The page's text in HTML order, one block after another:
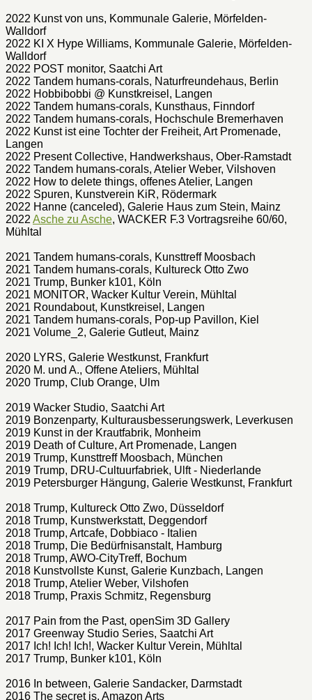
2022 Kunst von uns, Kommunale Galerie, Mörfelden-
Walldorf
2022 KI X Hype Williams, Kommunale Galerie, Mörfelden-
Walldorf
2022 POST monitor, Saatchi Art
2022 Tandem humans-corals, Naturfreundehaus, Berlin
2022 Hobbibobbi @ Kunstkreisel, Langen
2022 Tandem humans-corals, Kunsthaus, Finndorf
2022 Tandem humans-corals, Hochschule Bremerhaven
2022 Kunst ist eine Tochter der Freiheit, Art Promenade,
Langen
2022 Present Collective, Handwerkshaus, Ober-Ramstadt
2022 Tandem humans-corals, Atelier Weber, Vilshoven
2022 How to delete things, offenes Atelier, Langen
2022 Spuren, Kunstverein KiR, Rödermark
2022 Hanne (canceled), Galerie Haus zum Stein, Mainz
2022 Asche zu Asche, WACKER F.3 Vortragsreihe 60/60,
Mühltal
2021 Tandem humans-corals, Kunsttreff Moosbach
2021 Tandem humans-corals, Kultureck Otto Zwo
2021 Trump, Bunker k101, Köln
2021 MONITOR, Wacker Kultur Verein, Mühltal
2021 Roundabout, Kunstkreisel, Langen
2021 Tandem humans-corals, Pop-up Pavillon, Kiel
2021 Volume_2, Galerie Gutleut, Mainz
2020 LYRS, Galerie Westkunst, Frankfurt
2020 M. und A., Offene Ateliers, Mühltal
2020 Trump, Club Orange, Ulm
2019 Wacker Studio, Saatchi Art
2019 Bonzenparty, Kulturausbesserungswerk, Leverkusen
2019 Kunst in der Krautfabrik, Monheim
2019 Death of Culture, Art Promenade, Langen
2019 Trump, Kunsttreff Moosbach, München
2019 Trump, DRU-Cultuurfabriek, Ulft - Niederlande
2019 Petersburger Hängung, Galerie Westkunst, Frankfurt
2018 Trump, Kultureck Otto Zwo, Düsseldorf
2018 Trump, Kunstwerkstatt, Deggendorf
2018 Trump, Artcafe, Dobbiaco - Italien
2018 Trump, Die Bedürfnisanstalt, Hamburg
2018 Trump, AWO-CityTreff, Bochum
2018 Kunstvollste Kunst, Galerie Kunzbach, Langen
2018 Trump, Atelier Weber, Vilshofen
2018 Trump, Praxis Schmitz, Regensburg
2017 Pain from the Past, openSim 3D Gallery
2017 Greenway Studio Series, Saatchi Art
2017 Ich! Ich! Ich!, Wacker Kultur Verein, Mühltal
2017 Trump, Bunker k101, Köln
2016 In between, Galerie Sandacker, Darmstadt
2016 The secret is, Amazon Arts